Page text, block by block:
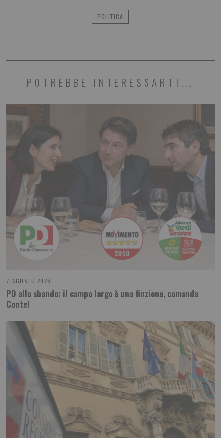
POLITICA
POTREBBE INTERESSARTI...
7 AGOSTO 2026
PD allo sbando: il campo largo è una finzione, comanda
Conte!